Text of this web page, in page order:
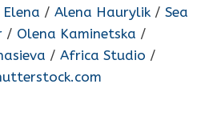
/ Alena Haurylik / Sea
/ Olena Kaminetska /
/ Africa Studio /